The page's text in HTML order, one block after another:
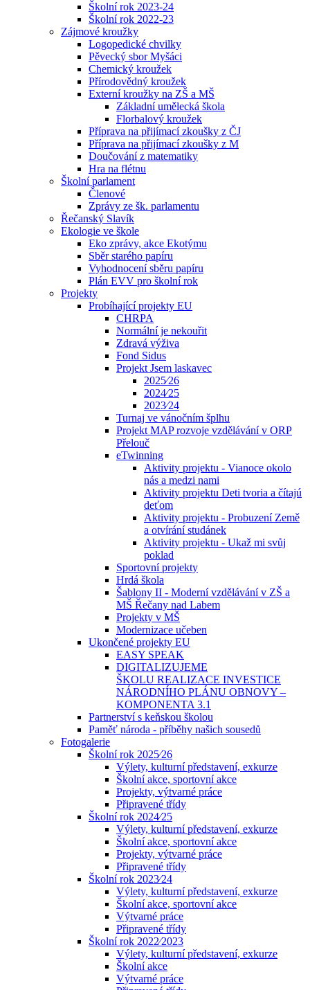
Školní rok 2023-24
Školní rok 2022-23
Zájmové kroužky
Logopedické chvilky
Pěvecký sbor Myšáci
Chemický kroužek
Přírodovědný kroužek
Externí kroužky na ZŠ a MŠ
Základní umělecká škola
Florbalový kroužek
Příprava na přijímací zkoušky z ČJ
Příprava na přijímací zkoušky z M
Doučování z matematiky
Hra na flétnu
Školní parlament
Členové
Zprávy ze šk. parlamentu
Řečanský Slavík
Ekologie ve škole
Eko zprávy, akce Ekotýmu
Sběr starého papíru
Vyhodnocení sběru papíru
Plán EVV pro školní rok
Projekty
Probíhající projekty EU
CHRPA
Normální je nekouřit
Zdravá výživa
Fond Sidus
Projekt Jsem laskavec
2025⁄26
2024⁄25
2023⁄24
Turnaj ve vánočním šplhu
Projekt MAP rozvoje vzdělávání v ORP
Přelouč
eTwinning
Aktivity projektu - Vianoce okolo
nás a medzi nami
Aktivity projektu Deti tvoria a čítajú
deťom
Aktivity projektu - Probuzení Země
a otvírání studánek
Aktivity projektu - Ukaž mi svůj
poklad
Sportovní projekty
Hrdá škola
Šablony II - Moderní vzdělávání v ZŠ a
MŠ Řečany nad Labem
Projekty v MŠ
Modernizace učeben
Ukončené projekty EU
EASY SPEAK
DIGITALIZUJEME
ŠKOLU REALIZACE INVESTICE
NÁRODNÍHO PLÁNU OBNOVY –
KOMPONENTA 3.1
Partnerství s keňskou školou
Paměť národa - příběhy našich sousedů
Fotogalerie
Školní rok 2025⁄26
Výlety, kulturní představení, exkurze
Školní akce, sportovní akce
Projekty, výtvarné práce
Připravené třídy
Školní rok 2024⁄25
Výlety, kulturní představení, exkurze
Školní akce, sportovní akce
Projekty, výtvarné práce
Připravené třídy
Školní rok 2023⁄24
Výlety, kulturní představení, exkurze
Školní akce, sportovní akce
Výtvarné práce
Připravené třídy
Školní rok 2022⁄2023
Výlety, kulturní představení, exkurze
Školní akce
Výtvarné práce